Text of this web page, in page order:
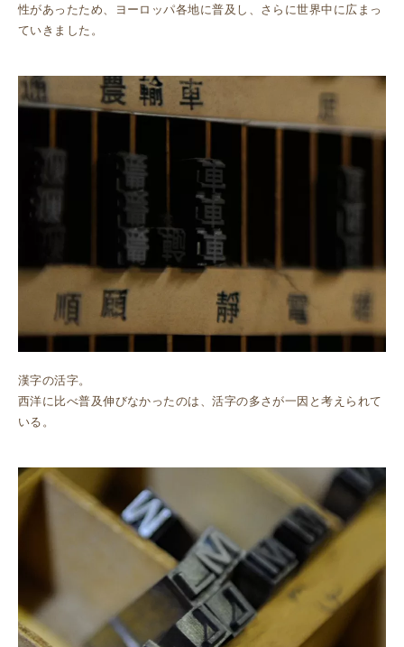
性があったため、ヨーロッパ各地に普及し、さらに世界中に広まっ
ていきました。
漢字の活字。
西洋に比べ普及伸びなかったのは、活字の多さが一因と考えられて
いる。